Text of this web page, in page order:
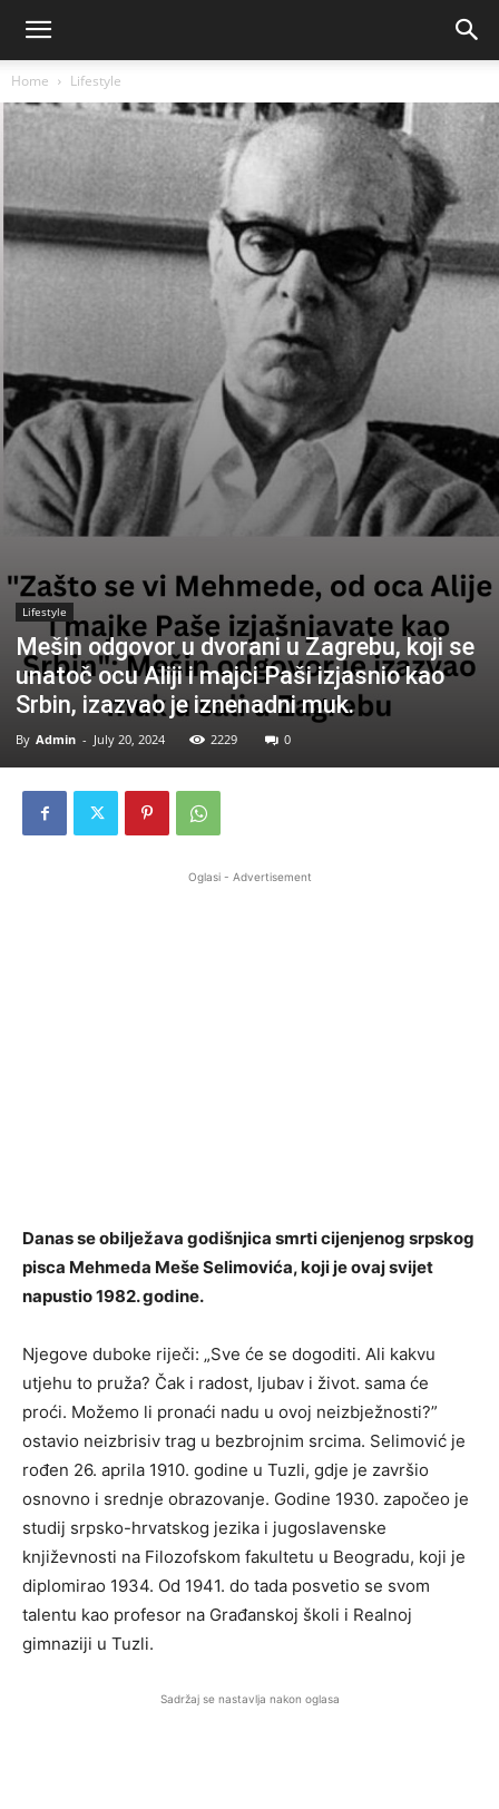
Home Lifestyle
Lifestyle
Mešin odgovor u dvorani u Zagrebu, koji se
unatoč ocu Aliji i majci Paši izjasnio kao
Srbin, izazvao je iznenadni muk.
By Admin - July 20, 2024 2229 0
Oglasi - Advertisement
Danas se obilježava godišnjica smrti cijenjenog srpskog
pisca Mehmeda Meše Selimovića, koji je ovaj svijet
napustio 1982. godine.
Njegove duboke riječi: „Sve će se dogoditi. Ali kakvu
utjehu to pruža? Čak i radost, ljubav i život. sama će
proći. Možemo li pronaći nadu u ovoj neizbježnosti?”
ostavio neizbrisiv trag u bezbrojnim srcima. Selimović je
rođen 26. aprila 1910. godine u Tuzli, gdje je završio
osnovno i srednje obrazovanje. Godine 1930. započeo je
studij srpsko-hrvatskog jezika i jugoslavenske
književnosti na Filozofskom fakultetu u Beogradu, koji je
diplomirao 1934. Od 1941. do tada posvetio se svom
talentu kao profesor na Građanskoj školi i Realnoj
gimnaziji u Tuzli.
Sadržaj se nastavlja nakon oglasa